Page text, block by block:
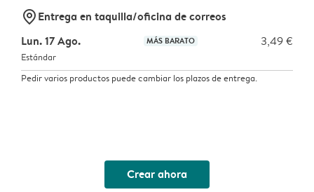
marker-pinEntrega en taquilla/oficina de correos
Lun. 17 Ago.
MÁS BARATO 3,49 €
Estándar
Pedir varios productos puede cambiar los plazos de entrega.
Crear ahora